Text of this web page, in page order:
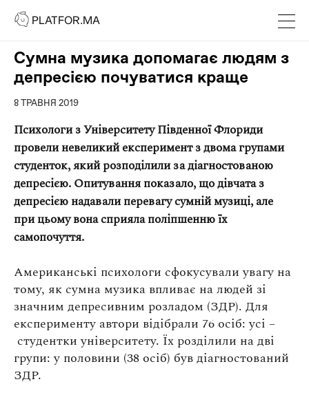
PLATFOR.MA
PLATFOR.MA
Контакти
Редакційна політика
Співпраця
АГЕНЦІЯ
Про агенцію
Кейси
МАГАЗИН
Каталог
Оплата та доставка
Повернення та обмін
Публічна оферта
Про магазин
Сумна музика допомагає людям з
депресією почуватися краще
8 ТРАВНЯ 2019
Психологи з Університету Південної Флориди
провели невеликий експеримент з двома групами
студенток, який розподілили за діагностованою
депресією. Опитування показало, що дівчата з
депресією надавали перевагу сумній музиці, але
при цьому вона сприяла поліпшенню їх
самопочуття.
Американські психологи сфокусували увагу на
тому, як сумна музика впливає на людей зі
значним депресивним розладом (ЗДР). Для
експерименту автори відібрали 76 осіб: усі –
студентки університету. Їх розділили на дві
групи: у половини (38 осіб) був діагностований
ЗДР.